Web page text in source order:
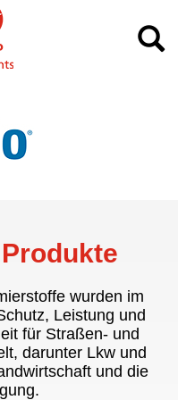
wurden im
Leistung und
für Straßen- und
darunter Lkw und
und die